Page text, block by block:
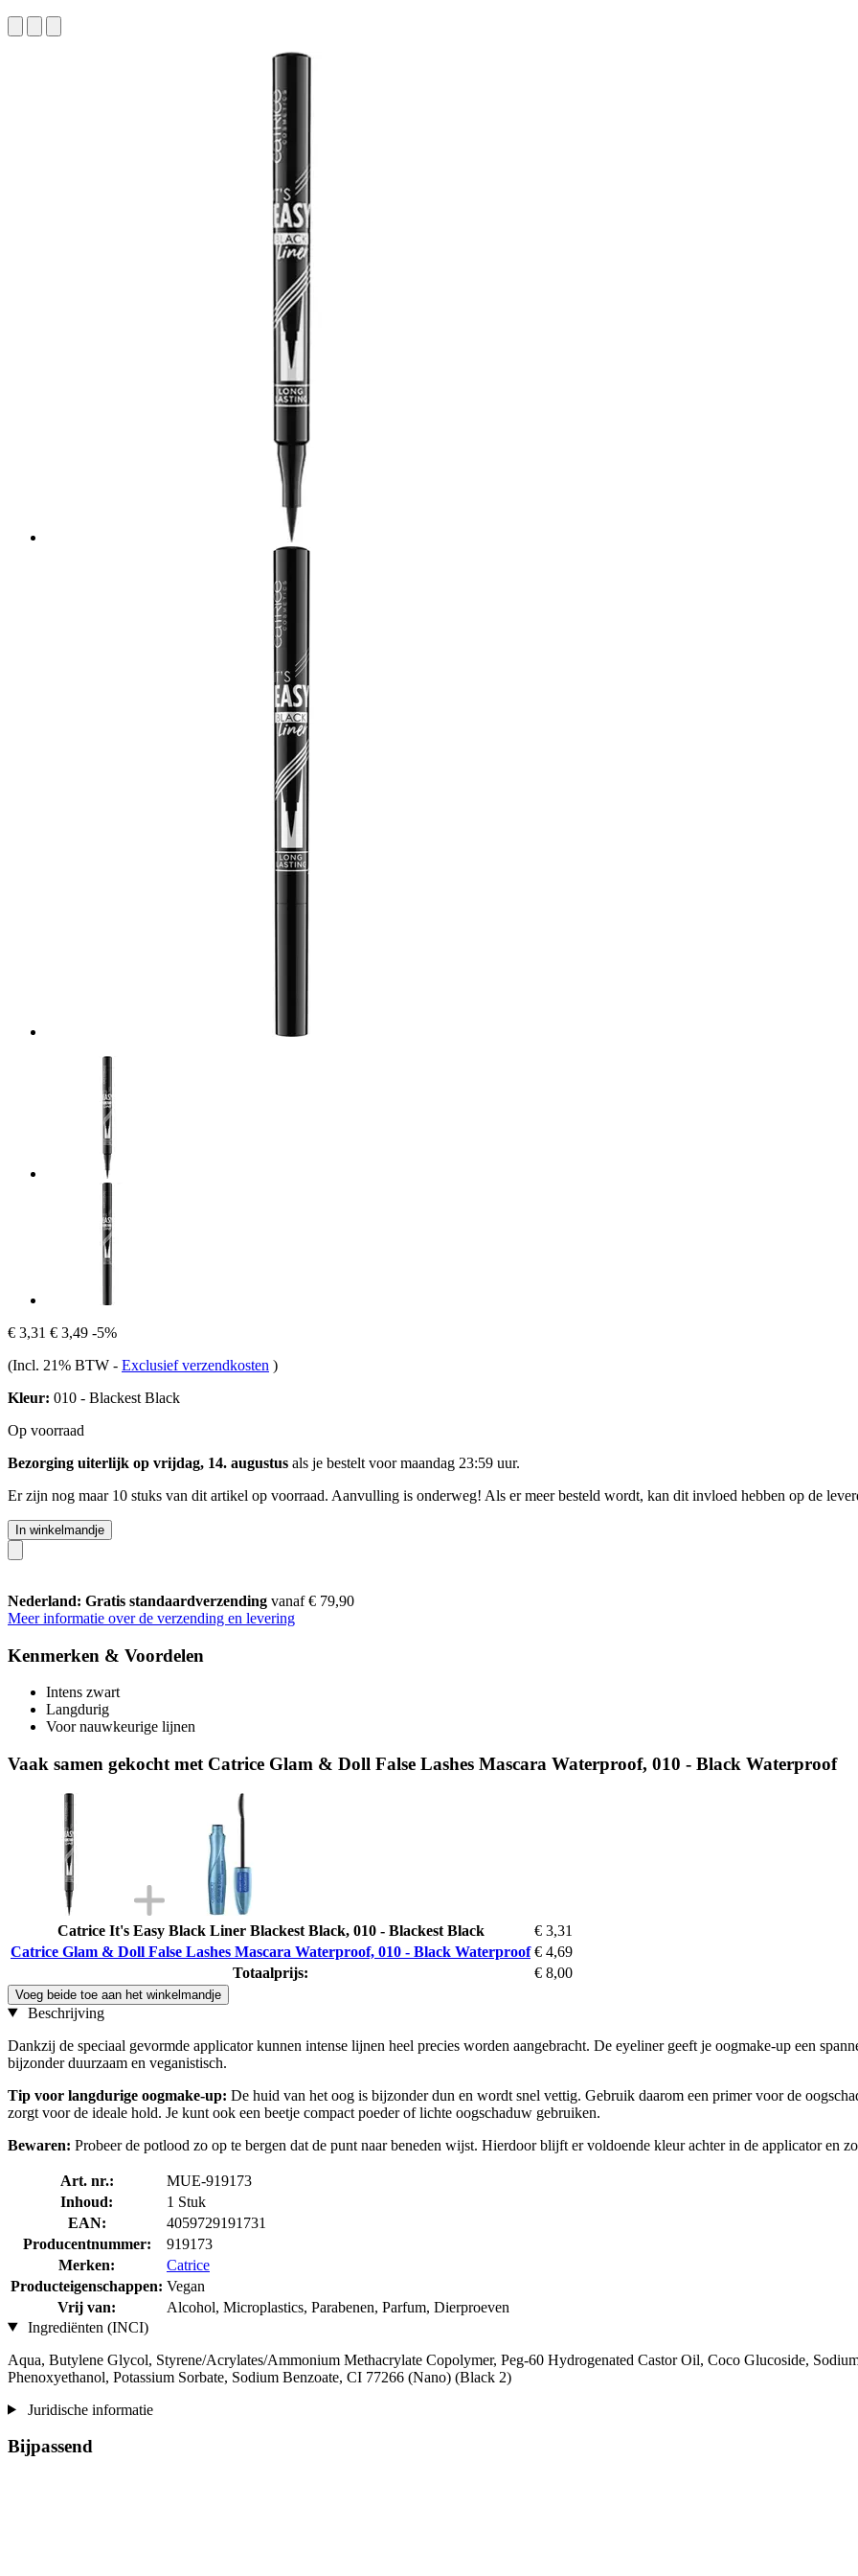
€ 3,31 € 3,49 -5%
(Incl. 21% BTW - Exclusief verzendkosten )
Kleur: 010 - Blackest Black
Op voorraad
Bezorging uiterlijk op vrijdag, 14. augustus als je bestelt voormaandag 23:59 uur.
Er zijn nog maar 10 stuks van dit artikel op voorraad. Aanvulling is onderweg! Als er meer besteld wordt, kan dit invloed hebben op de
In winkelmandje
Nederland: Gratis standaardverzending vanaf € 79,90
Meer informatie over de verzending en levering
Kenmerken & Voordelen
Intens zwart
Langdurig
Voor nauwkeurige lijnen
Vaak samen gekocht met Catrice Glam & Doll False Lashes Mascara Waterproof, 010 - Black Waterproof
Catrice It's Easy Black Liner Blackest Black, 010 - Blackest Black
€ 3,31
Catrice Glam & Doll False Lashes Mascara Waterproof, 010 - Black Waterproof € 4,69
Totaalprijs:
€ 8,00
Voeg beide toe aan het winkelmandje
Beschrijving
Dankzij de speciaal gevormde applicator kunnen intense lijnen heel precies worden aangebracht. De eyeliner geeft je oogmake-up een
bijzonder duurzaam en veganistisch.
Tip voor langdurige oogmake-up: De huid van het oog is bijzonder dun en wordt snel vettig. Gebruik daarom een primer voor de
zorgt voor de ideale hold. Je kunt ook een beetje compact poeder of lichte oogschaduw gebruiken.
Bewaren: Probeer de potlood zo op te bergen dat de punt naar beneden wijst. Hierdoor blijft er voldoende kleur achter in de applicator en
Art. nr.:
MUE-919173
Inhoud:
1 Stuk
EAN:
4059729191731
Producentnummer:
919173
Merken:
Catrice
Producteigenschappen: Vegan
Vrij van:
Alcohol, Microplastics, Parabenen, Parfum, Dierproeven
Ingrediënten (INCI)
Aqua, Butylene Glycol, Styrene/Acrylates/Ammonium Methacrylate Copolymer, Peg-60 Hydrogenated Castor Oil, Coco Glucoside,
Phenoxyethanol, Potassium Sorbate, Sodium Benzoate, CI 77266 (Nano) (Black 2)
Juridische informatie
Bijpassend